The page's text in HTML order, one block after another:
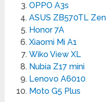
OPPO A3s
ASUS ZB570TL
Honor 7A
Xiaomi Mi A1
Wiko View XL
Nubia Z17 mini
Lenovo A6010
Moto G5 Plus